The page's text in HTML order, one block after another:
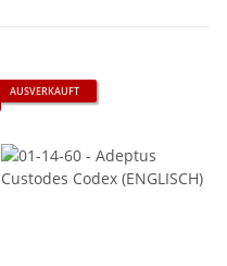
AUSVERKAUFT